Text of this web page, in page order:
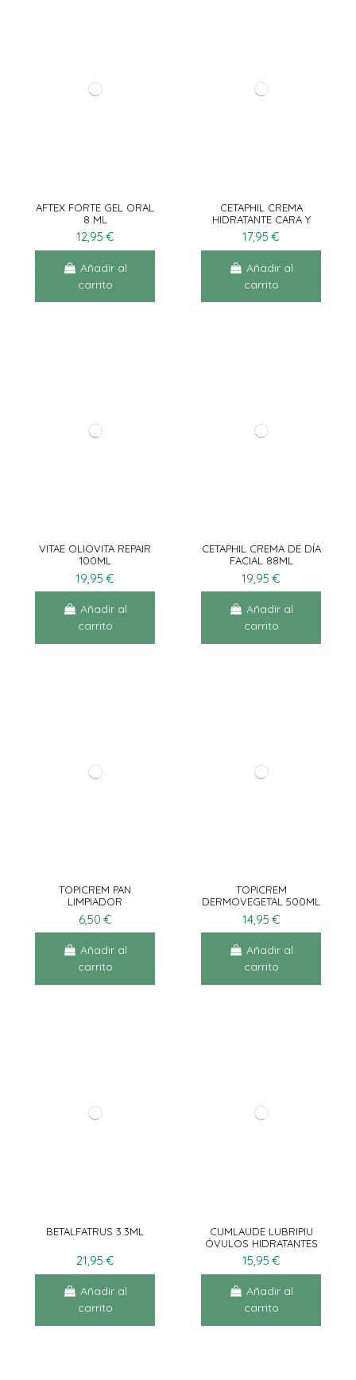
AFTEX FORTE GEL ORAL
8 ML
12,95 €
Añadir al
carrito
CETAPHIL CREMA
HIDRATANTE CARA Y
CUERPO 453G
17,95 €
Añadir al
carrito
VITAE OLIOVITA REPAIR
100ML
19,95 €
Añadir al
carrito
CETAPHIL CREMA DE DÍA
FACIAL 88ML
19,95 €
Añadir al
carrito
TOPICREM PAN
LIMPIADOR
DERMATOLÓGICO
150GR
6,50 €
Añadir al
carrito
TOPICREM
DERMOVEGETAL 500ML
14,95 €
Añadir al
carrito
BETALFATRUS 3.3ML
21,95 €
Añadir al
carrito
CUMLAUDE LUBRIPIU
ÓVULOS HIDRATANTES
10UN
15,95 €
Añadir al
carrito